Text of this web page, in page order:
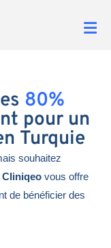
80%
pour un
Turquie
souhaitez
Cliniqeo vous offre
de bénéficier des